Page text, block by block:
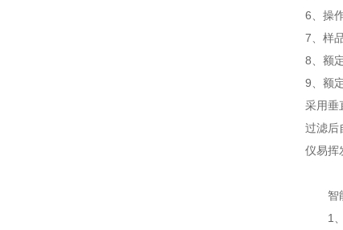
6、操
7、样
8、额
9、额
采用垂
过滤后
仪易挥
智能
1、